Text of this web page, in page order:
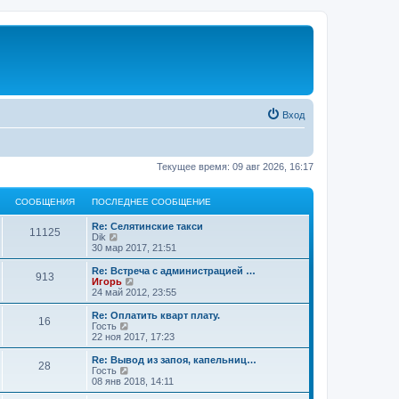
Вход
Текущее время: 09 авг 2026, 16:17
СООБЩЕНИЯ ПОСЛЕДНЕЕ СООБЩЕНИЕ
11125
Re: Селятинские такси
Dik
е
р
е
т
п
о
с
е
д
н
е
30 мар 2017, 21:51
913
Re: Встреча с администрацией …
Игорь
е
р
е
т
п
о
с
24 май 2012, 23:55
16
Re: Оплатить кварт плату.
Гость
е
р
е
т
22 ноя 2017, 17:23
28
Re: Вывод из запоя, капельниц…
Гость
е
р
08 янв 2018, 14:11